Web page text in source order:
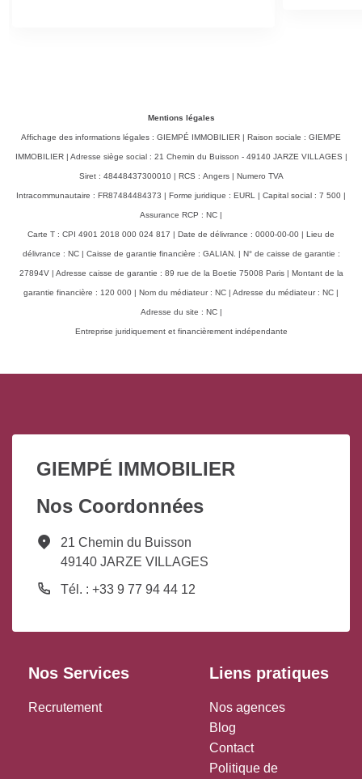
Mentions légales
Affichage des informations légales : GIEMPÉ IMMOBILIER | Raison sociale : GIEMPE
IMMOBILIER | Adresse siège social : 21 Chemin du Buisson - 49140 JARZE VILLAGES |
Siret : 48448437300010 | RCS : Angers | Numero TVA
Intracommunautaire : FR87484484373 | Forme juridique : EURL | Capital social : 7 500 |
Assurance RCP : NC |
Carte T : CPI 4901 2018 000 024 817 | Date de délivrance : 0000-00-00 | Lieu de
délivrance : NC | Caisse de garantie financière : GALIAN. | N° de caisse de garantie :
27894V | Adresse caisse de garantie : 89 rue de la Boetie 75008 Paris | Montant de la
garantie financière : 120 000 | Nom du médiateur : NC | Adresse du médiateur : NC |
Adresse du site : NC |
Entreprise juridiquement et financièrement indépendante
GIEMPÉ IMMOBILIER
Nos Coordonnées
21 Chemin du Buisson
49140 JARZE VILLAGES
Tél. : +33 9 77 94 44 12
Nos Services
Recrutement
Liens pratiques
Nos agences
Blog
Contact
Politique de